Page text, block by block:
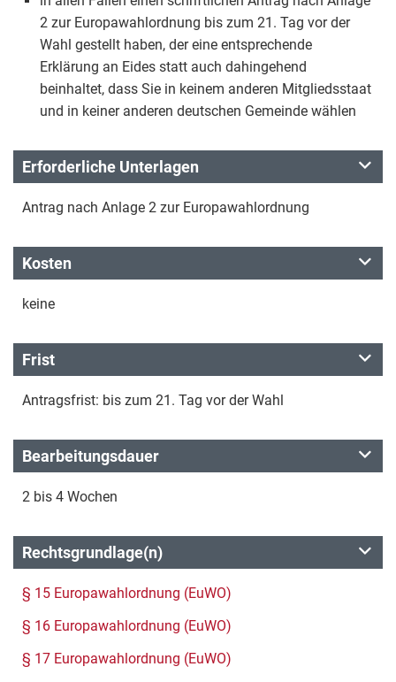
2 zur Europawahlordnung bis zum 21. Tag vor der
Wahl gestellt haben, der eine entsprechende
Erklärung an Eides statt auch dahingehend
beinhaltet, dass Sie in keinem anderen Mitgliedsstaat
und in keiner anderen deutschen Gemeinde wählen
Erforderliche Unterlagen
Antrag nach Anlage 2 zur Europawahlordnung
Kosten
keine
Frist
Antragsfrist: bis zum 21. Tag vor der Wahl
Bearbeitungsdauer
2 bis 4 Wochen
Rechtsgrundlage(n)
§ 15 Europawahlordnung (EuWO)
§ 16 Europawahlordnung (EuWO)
§ 17 Europawahlordnung (EuWO)